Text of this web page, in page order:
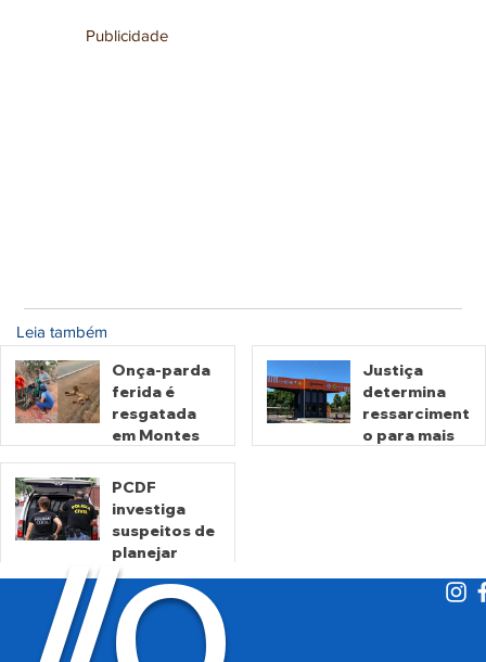
Publicidade
Leia também
Onça-parda
ferida é
resgatada
em Montes
Goiás
há 14 horas
Justiça
determina
ressarciment
o para mais
PCDF
investiga
suspeitos de
planejar
atentados no
período
eleitoral
há 3 dias